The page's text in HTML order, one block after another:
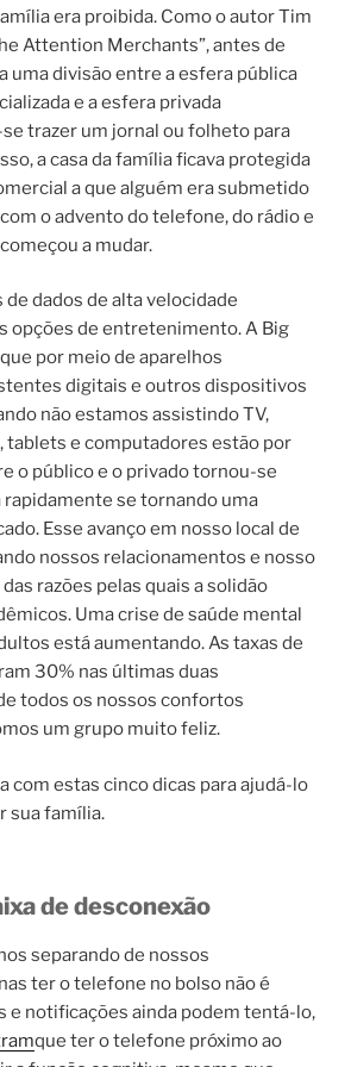
era proibida. Como o autor Tim
Attention Merchants”, antes de
uma divisão entre a esfera pública
e a esfera privada
trazer um jornal ou folheto para
a casa da família ficava protegida
a que alguém era submetido
o advento do telefone, do rádio e
a mudar.
de dados de alta velocidade
opções de entretenimento. A Big
por meio de aparelhos
digitais e outros dispositivos
não estamos assistindo TV,
tablets e computadores estão por
o público e o privado tornou-se
rapidamente se tornando uma
Esse avanço em nosso local de
nossos relacionamentos e nosso
razões pelas quais a solidão
Uma crise de saúde mental
está aumentando. As taxas de
30% nas últimas duas
todos os nossos confortos
um grupo muito feliz.
com estas cinco dicas para ajudá-lo
sua família.
de desconexão
separando de nossos
ter o telefone no bolso não é
e notificações ainda podem tentá-lo,
que ter o telefone próximo ao